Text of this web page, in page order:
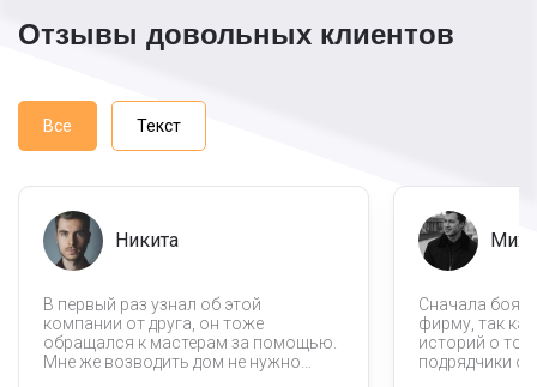
Отзывы довольных клиентов
Все Текст
Никита
В первый раз узнал об этой
компании от друга, он тоже
обращался к мастерам за помощью.
Мне же возводить дом не нужно
Сначала
фирму, так
историй о
подрядчики